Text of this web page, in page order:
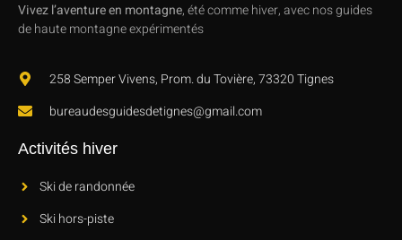
Vivez l’aventure en montagne, été comme hiver, avec nos guides
de haute montagne expérimentés
258 Semper Vivens, Prom. du Tovière, 73320 Tignes
bureaudesguidesdetignes@gmail.com
Activités hiver
Ski de randonnée
Ski hors-piste